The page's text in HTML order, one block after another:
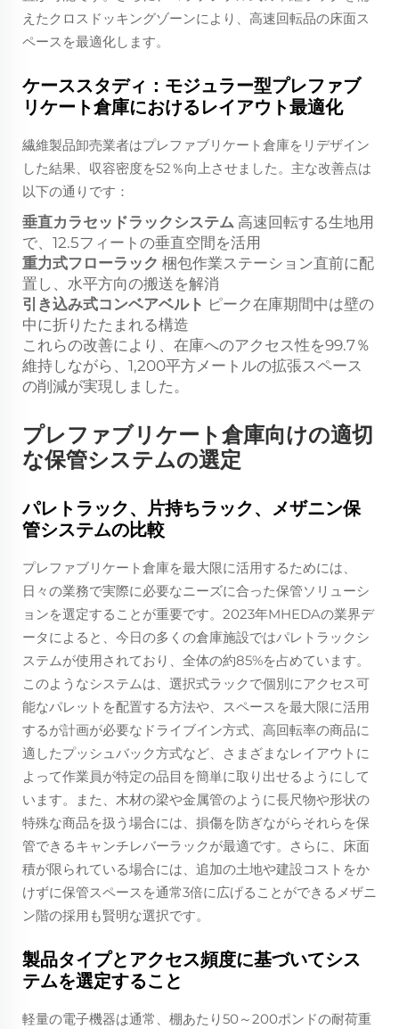
えたクロスドッキングゾーンにより、高速回転品の床面ス
ペースを最適化します。
ケーススタディ：モジュラー型プレファブ
リケート倉庫におけるレイアウト最適化
繊維製品卸売業者はプレファブリケート倉庫をリデザイン
した結果、収容密度を52％向上させました。主な改善点は
以下の通りです：
垂直カラセッドラックシステム 高速回転する生地用
で、12.5フィートの垂直空間を活用
重力式フローラック 梱包作業ステーション直前に配
置し、水平方向の搬送を解消
引き込み式コンベアベルト ピーク在庫期間中は壁の
中に折りたたまれる構造
これらの改善により、在庫へのアクセス性を99.7％
維持しながら、1,200平方メートルの拡張スペース
の削減が実現しました。
プレファブリケート倉庫向けの適切
な保管システムの選定
パレトラック、片持ちラック、メザニン保
管システムの比較
プレファブリケート倉庫を最大限に活用するためには、
日々の業務で実際に必要なニーズに合った保管ソリューシ
ョンを選定することが重要です。2023年MHEDAの業界デ
ータによると、今日の多くの倉庫施設ではパレトラックシ
ステムが使用されており、全体の約85%を占めています。
このようなシステムは、選択式ラックで個別にアクセス可
能なパレットを配置する方法や、スペースを最大限に活用
するが計画が必要なドライブイン方式、高回転率の商品に
適したプッシュバック方式など、さまざまなレイアウトに
よって作業員が特定の品目を簡単に取り出せるようにして
います。また、木材の梁や金属管のように長尺物や形状の
特殊な商品を扱う場合には、損傷を防ぎながらそれらを保
管できるキャンチレバーラックが最適です。さらに、床面
積が限られている場合には、追加の土地や建設コストをか
けずに保管スペースを通常3倍に広げることができるメザニ
ン階の採用も賢明な選択です。
製品タイプとアクセス頻度に基づいてシス
テムを選定すること
軽量の電子機器は通常、棚あたり50～200ポンドの耐荷重